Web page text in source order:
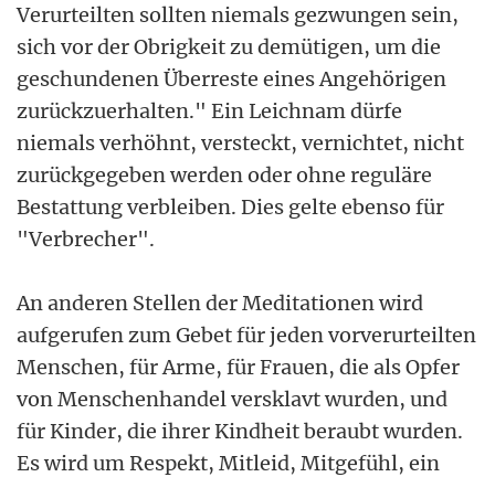
Verurteilten sollten niemals gezwungen sein,
sich vor der Obrigkeit zu demütigen, um die
geschundenen Überreste eines Angehörigen
zurückzuerhalten." Ein Leichnam dürfe
niemals verhöhnt, versteckt, vernichtet, nicht
zurückgegeben werden oder ohne reguläre
Bestattung verbleiben. Dies gelte ebenso für
"Verbrecher".
An anderen Stellen der Meditationen wird
aufgerufen zum Gebet für jeden vorverurteilten
Menschen, für Arme, für Frauen, die als Opfer
von Menschenhandel versklavt wurden, und
für Kinder, die ihrer Kindheit beraubt wurden.
Es wird um Respekt, Mitleid, Mitgefühl, ein